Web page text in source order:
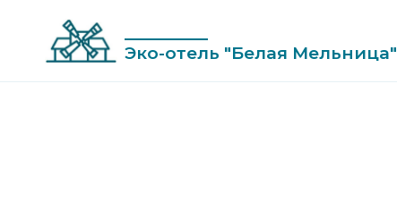
content
Эко-отель "Белая Мельница"